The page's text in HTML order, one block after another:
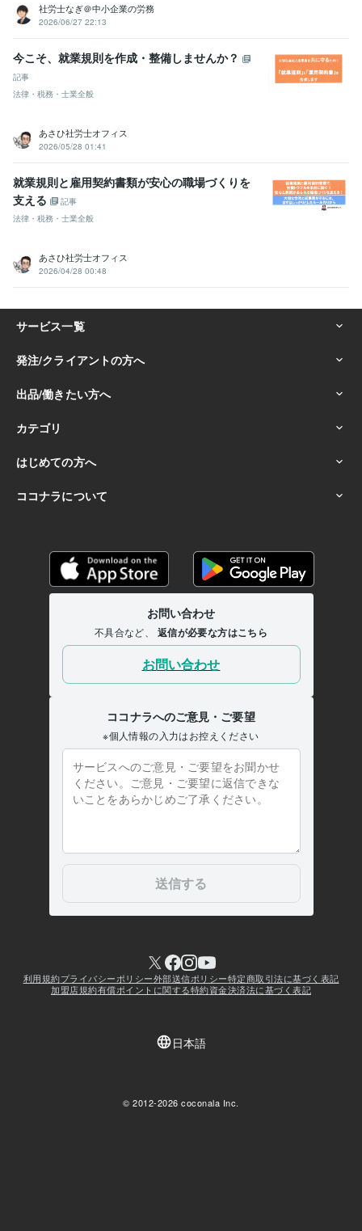
社労士なぎ＠中小企業の労務
2026/06/27 22:13
今こそ、就業規則を作成・整備しませんか？
記事
法律・税務・士業全般
あさひ社労士オフィス
2026/05/28 01:41
就業規則と雇用契約書類が安心の職場づくりを
支える
記事
法律・税務・士業全般
あさひ社労士オフィス
2026/04/28 00:48